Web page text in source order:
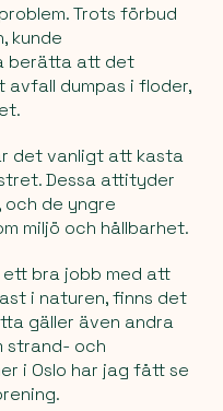
Trots förbud
kunde
berätta att det
dumpas i floder,
det vanligt att kasta
Dessa attityder
de yngre
miljö och hållbarhet.
ett bra jobb med att
i naturen, finns det
gäller även andra
strand- och
i Oslo har jag fått se